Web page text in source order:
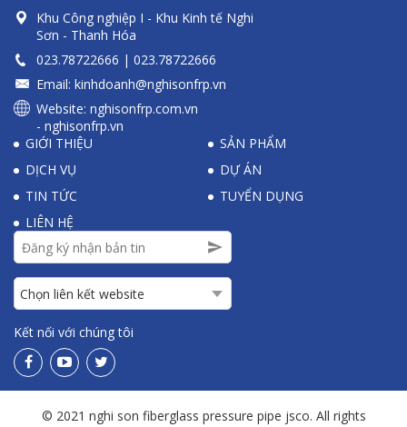
Kết nối với chúng tôi
Khu Công nghiệp I - Khu Kinh tế Nghi
Sơn - Thanh Hóa
023.78722666 | 023.78722666
Email: kinhdoanh@nghisonfrp.vn
Website: nghisonfrp.com.vn
- nghisonfrp.vn
GIỚI THIỆU
SẢN PHẨM
DỊCH VỤ
DỰ ÁN
TIN TỨC
TUYỂN DỤNG
LIÊN HỆ
© 2021 nghi son fiberglass pressure pipe jsco. All rights